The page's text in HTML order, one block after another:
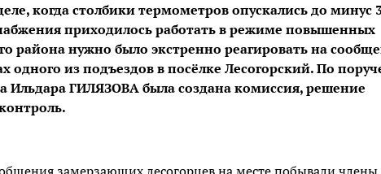
когда столбики термометров опускались до минус
приходилось работать в режиме повышенных
района нужно было экстренно реагировать на
одного из подъездов в посёлке Лесогорский. По
Ильдара ГИЛЯЗОВА была создана комиссия, решение